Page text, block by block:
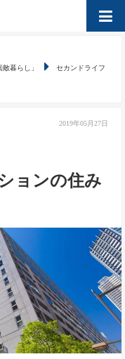
暮らし」 セカンドライフ
2019年05月27日
ョンの住み